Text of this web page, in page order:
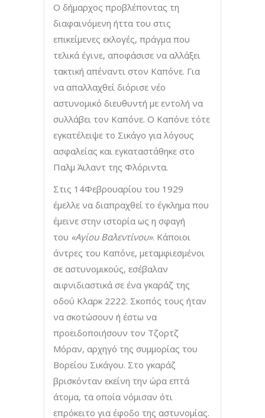
Ο δήμαρχος προβλέποντας τη
διαφαινόμενη ήττα του στις
επικείμενες εκλογές, πράγμα που
τελικά έγινε, αποφάσισε να αλλάξει
τακτική απέναντι στον Καπόνε. Για
να απαλλαχθεί διόρισε νέο
αστυνομικό διευθυντή με εντολή να
συλλάβει τον Καπόνε. Ο Καπόνε τότε
εγκατέλειψε το Σικάγο για λόγους
ασφαλείας και εγκαταστάθηκε στο
Παλμ Άιλαντ της Φλόριντα.
Στις 14Φεβρουαρίου του 1929
έμελλε να διαπραχθεί το έγκλημα που
έμεινε στην ιστορία ως η σφαγή
του «Αγίου Βαλεντίνου». Κάποιοι
άντρες του Καπόνε, μεταμφιεσμένοι
σε αστυνομικούς, εσέβαλαν
αιφνιδιαστικά σε ένα γκαράζ της
οδού Κλαρκ 2222. Σκοπός τους ήταν
να σκοτώσουν ή έστω να
προειδοποιήσουν τον Τζορτζ
Μόραν, αρχηγό της συμμορίας του
Βορείου Σικάγου. Στο γκαράζ
βρισκόνταν εκείνη την ώρα επτά
άτομα, τα οποία νόμισαν ότι
επρόκειτο για έφοδο της αστυνομίας.